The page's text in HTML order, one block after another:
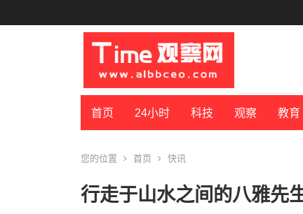
首页 24小时 科技 观察 教育
您的位置 首页 快讯
行走于山水之间的八雅先